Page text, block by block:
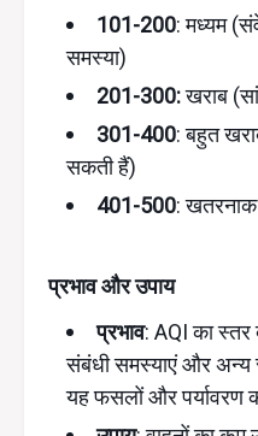
101-200: मध्यम
समस्या)
201-300:खराब
301-400: बहुत
सकती हैं)
401-500: खतरनाक
प्रभाव और उपाय
प्रभाव: AQI का स्तर
संबंधी समस्याएं और अन्य
यह फसलों और पर्यावरण